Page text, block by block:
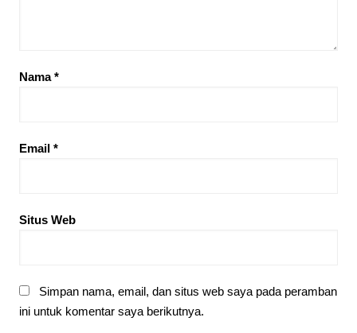
Nama*
Email *
Situs Web
Simpan nama, email, dan situs web saya pada peramban
ini untuk komentar saya berikutnya.